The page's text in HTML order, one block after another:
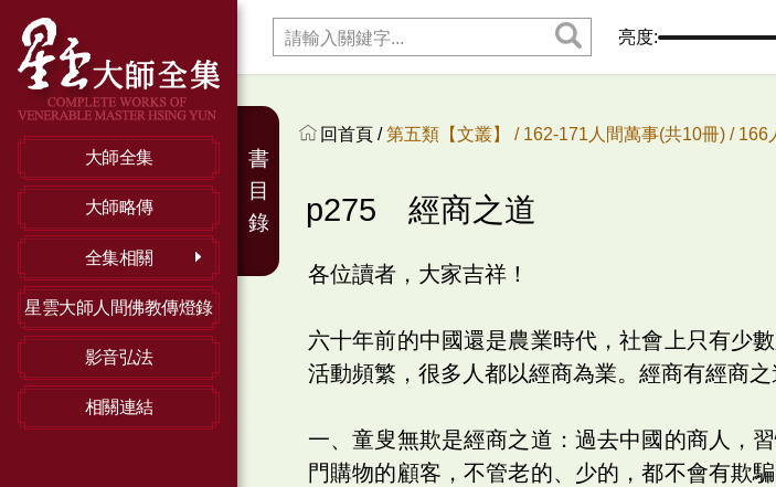
大師全集
大師略傳
全集相關
星雲大師人間佛教傳燈錄
影音弘法
相關連結
亮度:
回首頁 /第五類【文叢】 / 162-171人間萬事(共10冊) / 166
p275 經商之道
各位讀者，大家吉祥！
六十年前的中國還是農業時代，社會上只有少
活動頻繁，很多人都以經商為業。經商有經商之
一、童叟無欺是經商之道：過去中國的商人，
門購物的顧客，不管老的、少的，都不會有欺
書
目
錄